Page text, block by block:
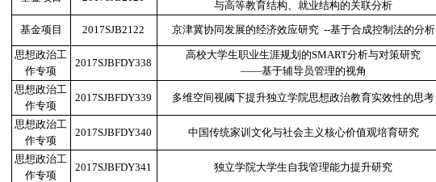
与高等教育结构、就业结构的关联分析
基金项目 2017SJB2122 京津冀协同发展的经济效应研究 --基于合成控制法的分析
思想政治工
作专项
2017SJBFDY338
高校大学生职业生涯规划的SMART分析与对策研究
——基于辅导员管理的视角
思想政治工
作专项
2017SJBFDY339 多维空间视阈下提升独立学院思想政治教育实效性的思考
思想政治工
作专项
2017SJBFDY340 中国传统家训文化与社会主义核心价值观培育研究
思想政治工
作专项
2017SJBFDY341 独立学院大学生自我管理能力提升研究